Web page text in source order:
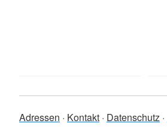
Adressen Kontakt Datenschutz